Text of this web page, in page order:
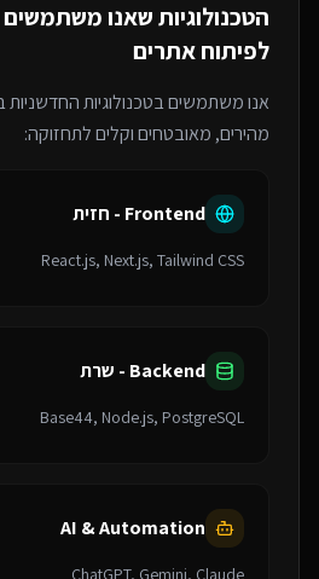
הטכנולוגיות שאנו
לפיתוח אתרים
אנו משתמשים בטכנולוגיות החדשניות
מהירים, מאובטחים וקלים לתחזוקה:
Frontend - חזית
React.js, Next.js, Tailwind CSS
Backend - שרת
Base44, Node.js, PostgreSQL
AI & Automation
ChatGPT, Gemini, Claude